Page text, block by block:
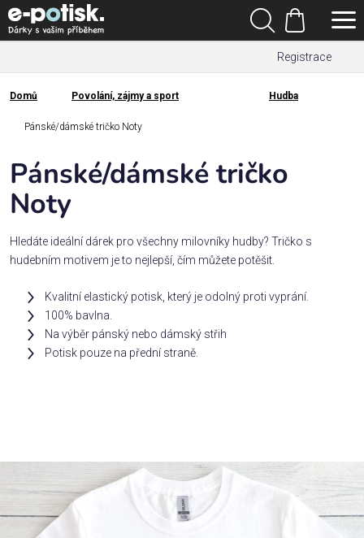
Přejít
na
obsah
Registrace
Hledat
Nákupní
košík
Kategorie
Dárek
pro
Rodina
/
Povolání,
zájmy a
sport
Kolekce
Domů
Domů Povolání, zájmy a sport Hudba
Pánské/dámské tričko Noty
Pánské/dámské tričko
Noty
Hledáte ideální dárek pro všechny milovníky hudby? Tričko s
hudebním motivem je to nejlepší, čím můžete potěšit.
Kvalitní elastický potisk, který je odolný proti vyprání.
100% bavlna.
Na výběr pánský nebo dámský střih
Potisk pouze na přední straně.